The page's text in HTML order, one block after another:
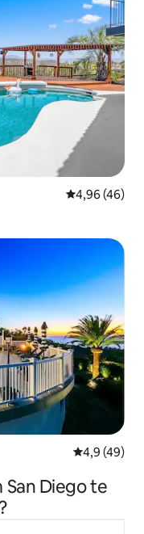
Gemiddelde
4,96 (46)
Gemiddelde
4,9 (49)
Diego te